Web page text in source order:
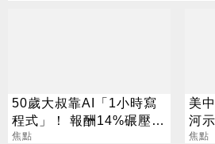
50歲大叔靠AI「1小時寫
程式」！ 報酬14%碾壓標
普 直接辭職去炒股
焦點
美
河
焦點